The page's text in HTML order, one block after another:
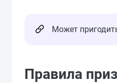
Может
Правила